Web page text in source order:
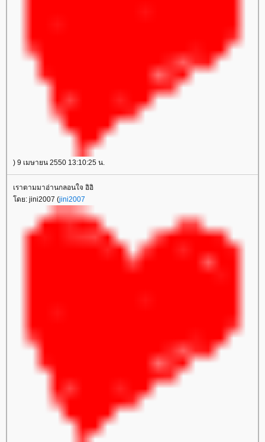
) 9 เมษายน 2550 13:10:25 น.
เราตามมาอ่านกลอนใจ อิอิ
ดย: jini2007 (jini2007